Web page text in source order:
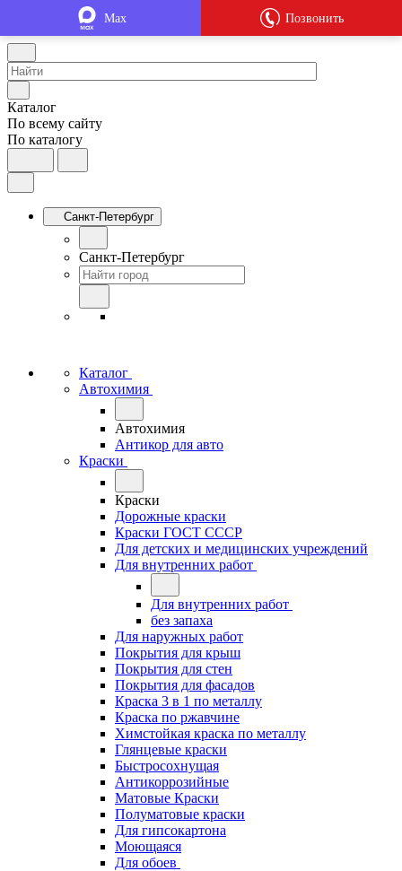
Каталог
По всему сайту
По каталогу
Санкт-Петербург
Санкт-Петербург
Каталог
Автохимия
Автохимия
Антикор для авто
Краски
Краски
Дорожные краски
Краски ГОСТ СССР
Для детских и медицинских учреждений
Для внутренних работ
Для внутренних работ
без запаха
Для наружных работ
Покрытия для крыш
Покрытия для стен
Покрытия для фасадов
Краска 3 в 1 по металлу
Краска по ржавчине
Химстойкая краска по металлу
Глянцевые краски
Быстросохнущая
Антикоррозийные
Матовые Краски
Полуматовые краски
Для гипсокартона
Моющаяся
Для обоев
Max Позвонить